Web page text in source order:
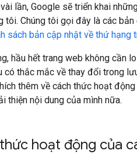
vài lần, Google sẽ triển khai
tôi. Chúng tôi gọi đây là các
sách bản cập nhật về thứ
hầu hết trang web không cần
có thắc mắc về thay đổi trong
thêm về cách thức hoạt
thiện nội dung của mình nữa.
thức hoạt động của